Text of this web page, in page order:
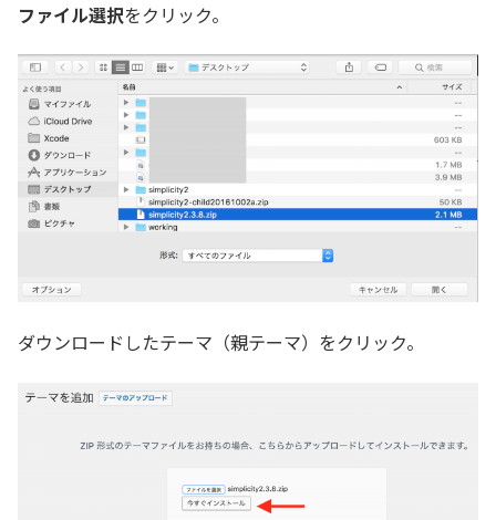
ファイル選択をクリック。
ダウンロードしたテーマ（親テーマ）をクリック。